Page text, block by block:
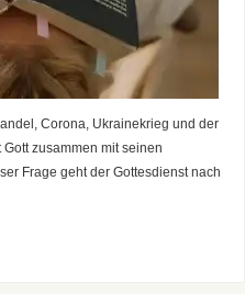
Corona, Ukrainekrieg und der
zusammen mit seinen
Frage geht der Gottesdienst nach